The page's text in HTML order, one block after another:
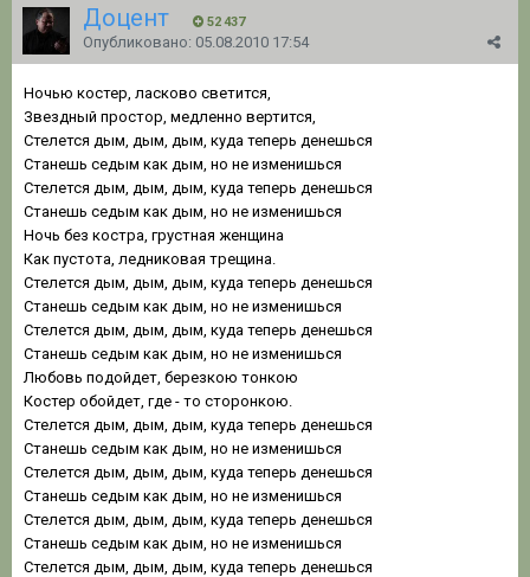
Доцент 52 437
Опубликовано: 05.08.2010 17:54
Ночью костер, ласково светится,
Звездный простор, медленно вертится,
Стелется дым, дым, дым, куда теперь денешься
Станешь седым как дым, но не изменишься
Стелется дым, дым, дым, куда теперь денешься
Станешь седым как дым, но не изменишься
Ночь без костра, грустная женщина
Как пустота, ледниковая трещина.
Стелется дым, дым, дым, куда теперь денешься
Станешь седым как дым, но не изменишься
Стелется дым, дым, дым, куда теперь денешься
Станешь седым как дым, но не изменишься
Любовь подойдет, березкою тонкою
Костер обойдет, где - то сторонкою.
Стелется дым, дым, дым, куда теперь денешься
Станешь седым как дым, но не изменишься
Стелется дым, дым, дым, куда теперь денешься
Станешь седым как дым, но не изменишься
Стелется дым, дым, дым, куда теперь денешься
Станешь седым как дым, но не изменишься
Стелется дым, дым, дым, куда теперь денешься